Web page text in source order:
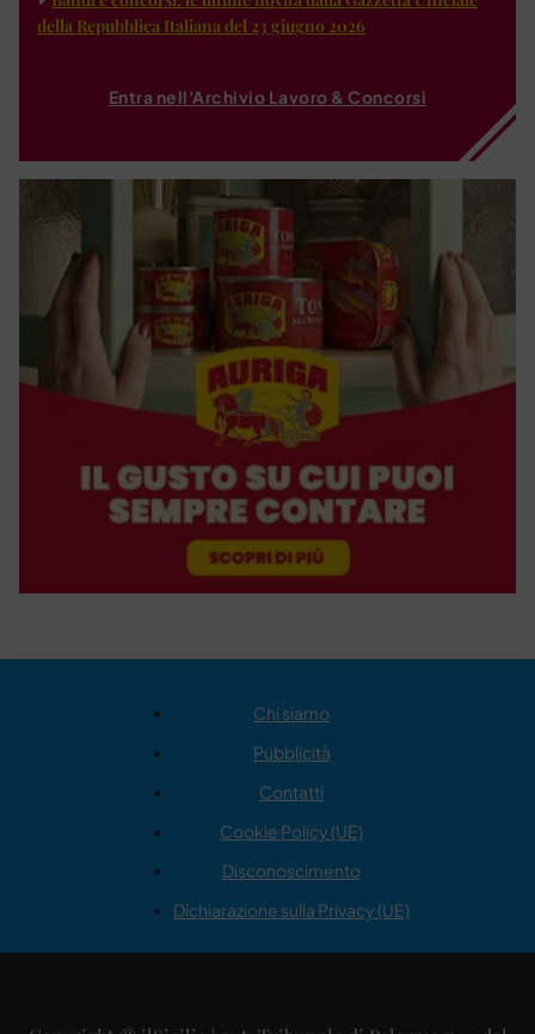
della Repubblica Italiana del 23 giugno 2026
Entra nell'Archivio Lavoro & Concorsi
Chi siamo
Pubblicità
Contatti
Cookie Policy (UE)
Disconoscimento
Dichiarazione sulla Privacy (UE)